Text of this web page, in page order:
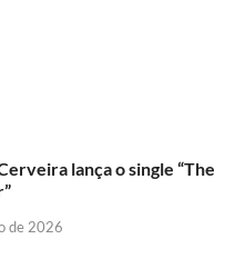
lança o single “The
de 2026